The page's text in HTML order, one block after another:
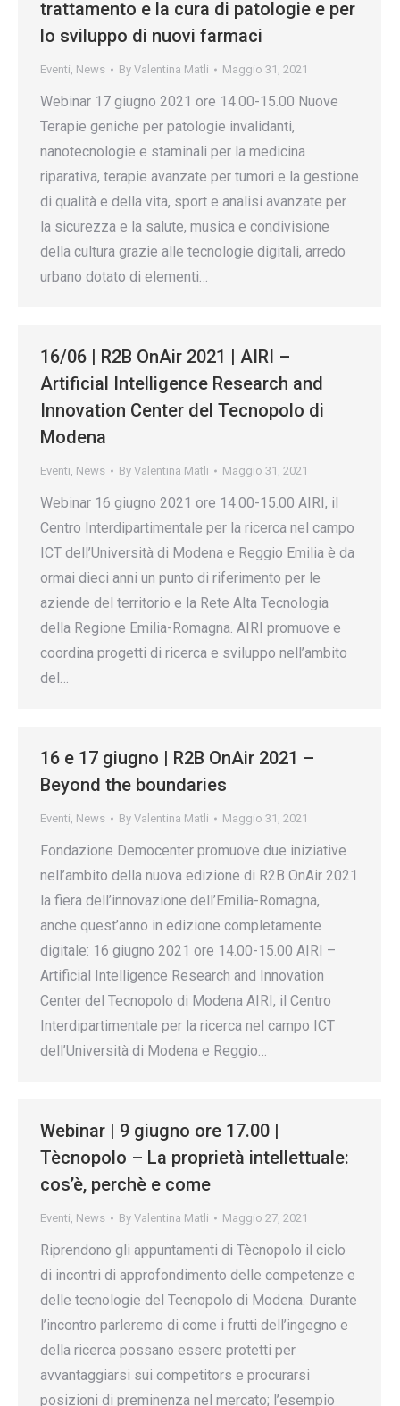
trattamento e la cura di patologie e per
lo sviluppo di nuovi farmaci
Eventi, News By Valentina Matli Maggio 31, 2021
Webinar 17 giugno 2021 ore 14.00-15.00 Nuove
Terapie geniche per patologie invalidanti,
nanotecnologie e staminali per la medicina
riparativa, terapie avanzate per tumori e la gestione
di qualità e della vita, sport e analisi avanzate per
la sicurezza e la salute, musica e condivisione
della cultura grazie alle tecnologie digitali, arredo
urbano dotato di elementi…
16/06 | R2B OnAir 2021 | AIRI –
Artificial Intelligence Research and
Innovation Center del Tecnopolo di
Modena
Eventi, News By Valentina Matli Maggio 31, 2021
Webinar 16 giugno 2021 ore 14.00-15.00 AIRI, il
Centro Interdipartimentale per la ricerca nel campo
ICT dell’Università di Modena e Reggio Emilia è da
ormai dieci anni un punto di riferimento per le
aziende del territorio e la Rete Alta Tecnologia
della Regione Emilia-Romagna. AIRI promuove e
coordina progetti di ricerca e sviluppo nell’ambito
del…
16 e 17 giugno | R2B OnAir 2021 –
Beyond the boundaries
Eventi, News By Valentina Matli Maggio 31, 2021
Fondazione Democenter promuove due iniziative
nell’ambito della nuova edizione di R2B OnAir 2021
la fiera dell’innovazione dell’Emilia-Romagna,
anche quest’anno in edizione completamente
digitale: 16 giugno 2021 ore 14.00-15.00 AIRI –
Artificial Intelligence Research and Innovation
Center del Tecnopolo di Modena AIRI, il Centro
Interdipartimentale per la ricerca nel campo ICT
dell’Università di Modena e Reggio…
Webinar | 9 giugno ore 17.00 |
Tècnopolo – La proprietà intellettuale:
cos’è, perchè e come
Eventi, News By Valentina Matli Maggio 27, 2021
Riprendono gli appuntamenti di Tècnopolo il ciclo
di incontri di approfondimento delle competenze e
delle tecnologie del Tecnopolo di Modena. Durante
l’incontro parleremo di come i frutti dell’ingegno e
della ricerca possano essere protetti per
avvantaggiarsi sui competitors e procurarsi
posizioni di preminenza nel mercato; l’esempio